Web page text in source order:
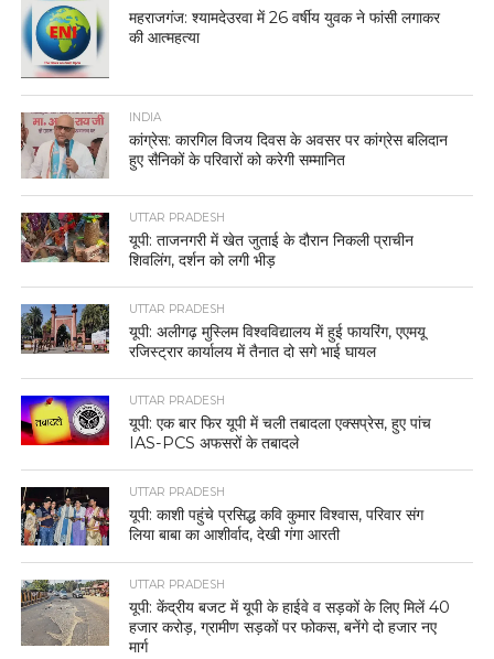
महराजगंज: श्यामदेउरवा में 26 वर्षीय युवक ने फांसी लगाकर
की आत्महत्या
INDIA
कांग्रेस: कारगिल विजय दिवस के अवसर पर कांग्रेस बलिदान
हुए सैनिकों के परिवारों को करेगी सम्मानित
UTTAR PRADESH
यूपी: ताजनगरी में खेत जुताई के दौरान निकली प्राचीन
शिवलिंग, दर्शन को लगी भीड़
UTTAR PRADESH
यूपी: अलीगढ़ मुस्लिम विश्वविद्यालय में हुई फायरिंग, एएमयू
रजिस्ट्रार कार्यालय में तैनात दो सगे भाई घायल
UTTAR PRADESH
यूपी: एक बार फिर यूपी में चली तबादला एक्सप्रेस, हुए पांच
IAS-PCS अफसरों के तबादले
UTTAR PRADESH
यूपी: काशी पहुंचे प्रसिद्ध कवि कुमार विश्वास, परिवार संग
लिया बाबा का आशीर्वाद, देखी गंगा आरती
UTTAR PRADESH
यूपी: केंद्रीय बजट में यूपी के हाईवे व सड़कों के लिए मिलें 40
हजार करोड़, ग्रामीण सड़कों पर फोकस, बनेंगे दो हजार नए
मार्ग